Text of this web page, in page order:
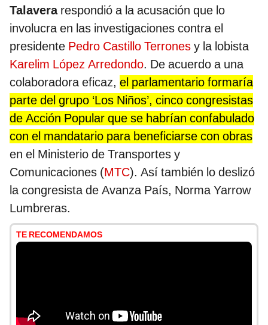
Talaverarespondió a la acusación que lo
involucra en las investigaciones contra el
presidente Pedro Castillo Terrones y la lobista
Karelim López Arredondo. De acuerdo a una
colaboradora eficaz, el parlamentario formaría
parte del grupo ‘Los Niños’, cinco congresistas
de Acción Popular que se habrían confabulado
con el mandatario para beneficiarse con obras
en el Ministerio de Transportes y
Comunicaciones (MTC). Así también lo deslizó
la congresista de Avanza País, Norma Yarrow
Lumbreras.
TE RECOMENDAMOS